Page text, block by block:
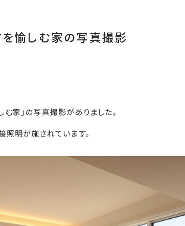
愉しむ家の写真撮影
む家」の写真撮影がありました。
照明が施されています。